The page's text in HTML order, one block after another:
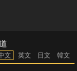
文 英文 日文 韓文